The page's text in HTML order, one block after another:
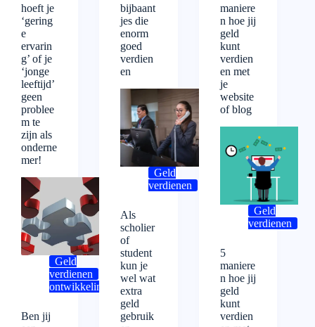
hoeft je
‘gering
e
ervarin
g’ of je
‘jonge
leeftijd’
geen
problee
m te
zijn als
onderne
mer!
Geld
verdienen
Persoonlijke
ontwikkeling
Ben jij
bijbaant
jes die
enorm
goed
verdien
en
Geld
verdienen
Als
scholier
of
student
kun je
wel wat
extra
geld
gebruik
maniere
n hoe jij
geld
kunt
verdien
en met
je
website
of blog
Geld
verdienen
5
maniere
n hoe jij
geld
kunt
verdien